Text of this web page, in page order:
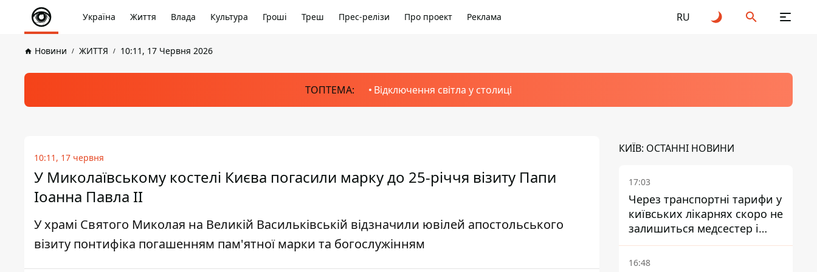
Україна Життя Влада Культура Гроші Треш Прес-релізи Про проект Реклама RU
Новини ЖИТТЯ 10:11, 17 Червня 2026
ТОПТЕМА: Відключення світла у столиці
10:11, 17 червня
У Миколаївському костелі Києва погасили марку до 25-річчя візиту Папи
Іоанна Павла ІІ
У храмі Святого Миколая на Великій Васильківській відзначили ювілей апостольського
візиту понтифіка погашенням пам'ятної марки та богослужінням
КИЇВ: ОСТАННІ НОВИНИ
17:03
Через транспортні тарифи у
київських лікарнях скоро не
залишиться медсестер і
санітарок - професор
Голубовська
16:48